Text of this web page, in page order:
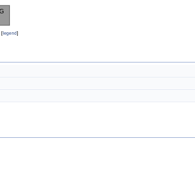
[legend]